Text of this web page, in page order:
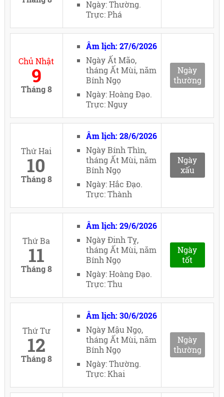
Ngày: Thường.
Trực: Phá
Chủ Nhật
9
Tháng 8
Âm lịch: 27/6/2026
Ngày Ất Mão,
tháng Ất Mùi, năm
Bính Ngọ
Ngày: Hoàng Đạo.
Trực: Nguy
Ngày
thường
Thứ Hai
10
Tháng 8
Âm lịch: 28/6/2026
Ngày Bính Thìn,
tháng Ất Mùi, năm
Bính Ngọ
Ngày: Hắc Đạo.
Trực: Thành
Ngày
xấu
Thứ Ba
11
Tháng 8
Âm lịch: 29/6/2026
Ngày Đinh Tỵ,
tháng Ất Mùi, năm
Bính Ngọ
Ngày: Hoàng Đạo.
Trực: Thu
Ngày
tốt
Thứ Tư
12
Tháng 8
Âm lịch: 30/6/2026
Ngày Mậu Ngọ,
tháng Ất Mùi, năm
Bính Ngọ
Ngày: Thường.
Trực: Khai
Ngày
thường